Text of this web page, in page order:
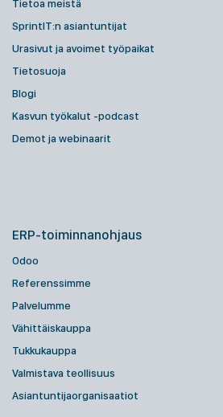
Tietoa meistä
SprintIT:n asiantuntijat
Urasivut ja avoimet työpaikat
Tietosuoja
Blogi
Kasvun työkalut -podcast
Demot ja webinaarit
ERP-toiminnanohjaus
Odoo
Referenssimme
Palvelumme
Vähittäiskauppa
Tukkukauppa
Valmistava teollisuus
Asiantuntijaorganisaatiot